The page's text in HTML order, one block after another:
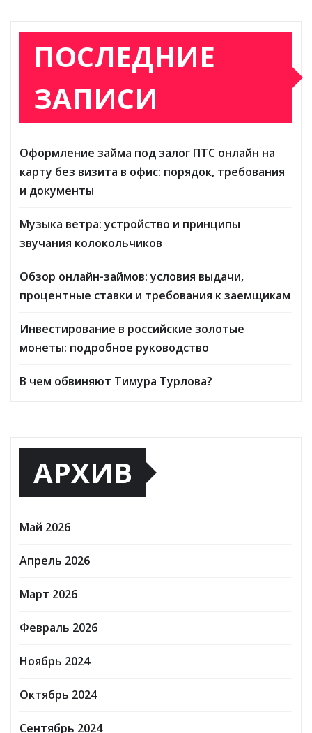
ПОСЛЕДНИЕ
ЗАПИСИ
Оформление займа под залог ПТС онлайн на
карту без визита в офис: порядок, требования
и документы
Музыка ветра: устройство и принципы
звучания колокольчиков
Обзор онлайн-займов: условия выдачи,
процентные ставки и требования к заемщикам
Инвестирование в российские золотые
монеты: подробное руководство
В чем обвиняют Тимура Турлова?
АРХИВ
Май 2026
Апрель 2026
Март 2026
Февраль 2026
Ноябрь 2024
Октябрь 2024
Сентябрь 2024